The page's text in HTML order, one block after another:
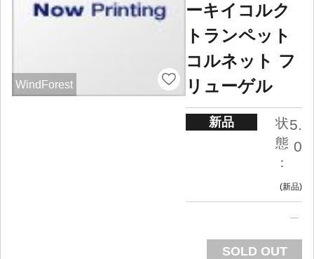
WindForest
ーキイコルク
トランペット
コルネット フ
リューゲル
新品
状
態
：
5.
0
新品
SOLD OUT